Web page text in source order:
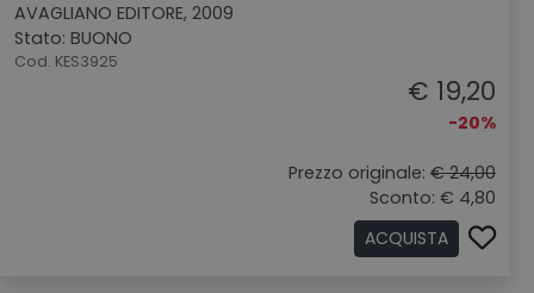
AVAGLIANO EDITORE, 2009
Stato: BUONO
Cod. KES3925
€ 19,20
-20%
Prezzo originale: € 24,00
Sconto: € 4,80
ACQUISTA